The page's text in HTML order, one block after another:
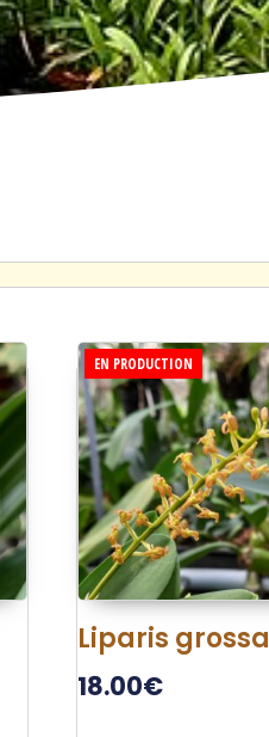
EN PRODUCTION
Liparis grossa
18.00€